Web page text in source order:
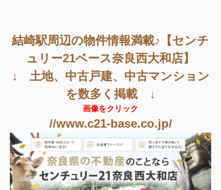
結崎駅周辺の物件情報満載♪【センチ
ュリー21ベース奈良西大和店】
↓ 土地、中古戸建、中古マンション
を数多く掲載 ↓
画像をクリック
//www.c21-base.co.jp/